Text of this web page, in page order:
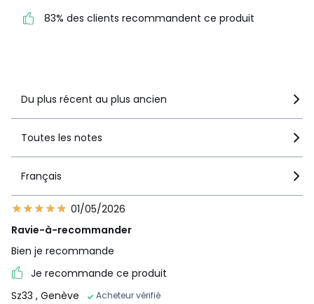
recommandent ce produit
83% des clients recommandent ce produit
Du plus récent au plus ancien
Toutes les notes
Français
01/05/2026
Ravie-à-recommander
Bien je recommande
Je recommande ce produit
Sz33 , Genève Acheteur vérifié